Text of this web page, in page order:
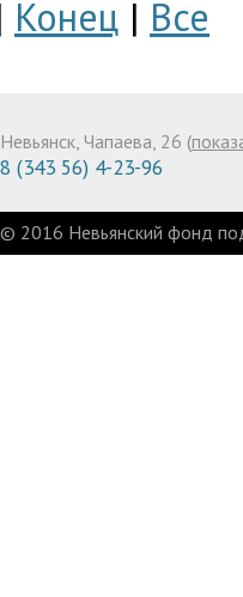
Конец | Все
Невьянск, Чапаева, 26 (
8 (343 56) 4-23-96
© 2016 Невьянский фонд